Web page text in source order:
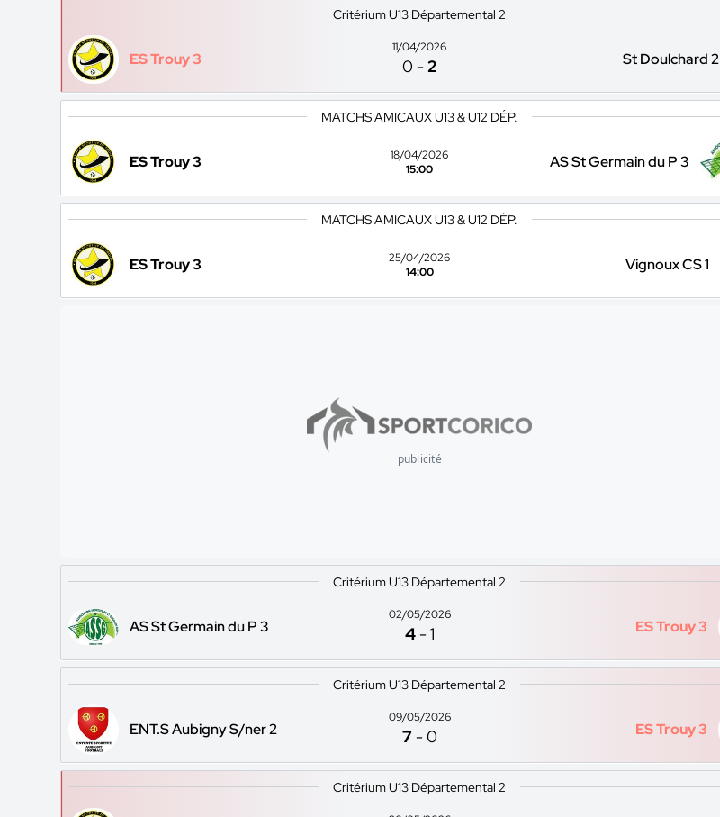
Critérium U13 Départemental 2
ES Trouy 3
11/04/2026
0 -2 St Doulchard 2
MATCHS AMICAUX U13 & U12 DÉP.
ES Trouy 3
18/04/2026
15:00
AS St Germain du P 3
MATCHS AMICAUX U13 & U12 DÉP.
ES Trouy 3
25/04/2026
14:00
Vignoux CS 1
publicité
Critérium U13 Départemental 2
AS St Germain du P 3
02/05/2026
4 -1 ES Trouy 3
Critérium U13 Départemental 2
ENT.S Aubigny S/ner 2
09/05/2026
7 -0 ES Trouy 3
Critérium U13 Départemental 2